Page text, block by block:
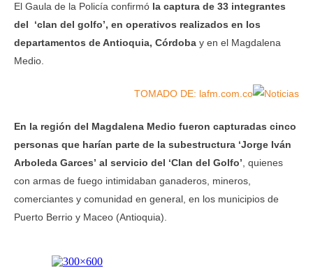
El Gaula de la Policía confirmó la captura de 33 integrantes
del ‘clan del golfo’, en operativos realizados en los
departamentos de Antioquia, Córdoba y en el Magdalena
Medio.
TOMADO DE: lafm.com.co
En la región del Magdalena Medio fueron capturadas cinco
personas que harían parte de la subestructura ‘Jorge Iván
Arboleda Garces’ al servicio del ‘Clan del Golfo’ , quienes
con armas de fuego intimidaban ganaderos, mineros,
comerciantes y comunidad en general, en los municipios de
Puerto Berrio y Maceo (Antioquia).